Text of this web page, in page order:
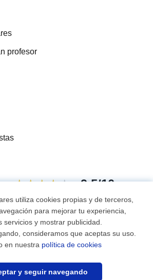
profesor
★★★★★ 9,5/10
opiniones de alumnos
Tus clases particulares
Profesores particulares
utiliza cookies propias y de terceros,
para mejorar tu experiencia,
servicios y mostrar publicidad.
consideramos que aceptas su uso.
en nuestra política de cookies
y seguir navegando